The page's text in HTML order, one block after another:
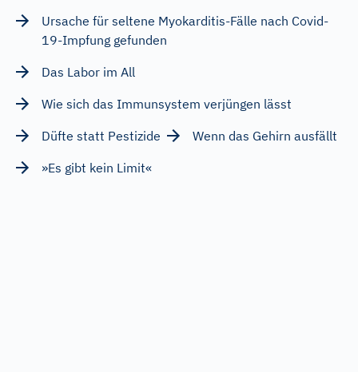
Ursache für seltene Myokarditis-Fälle nach Covid-
19-Impfung gefunden
Das Labor im All
Wie sich das Immunsystem verjüngen lässt
Düfte statt Pestizide
Wenn das Gehirn ausfällt
»Es gibt kein Limit«